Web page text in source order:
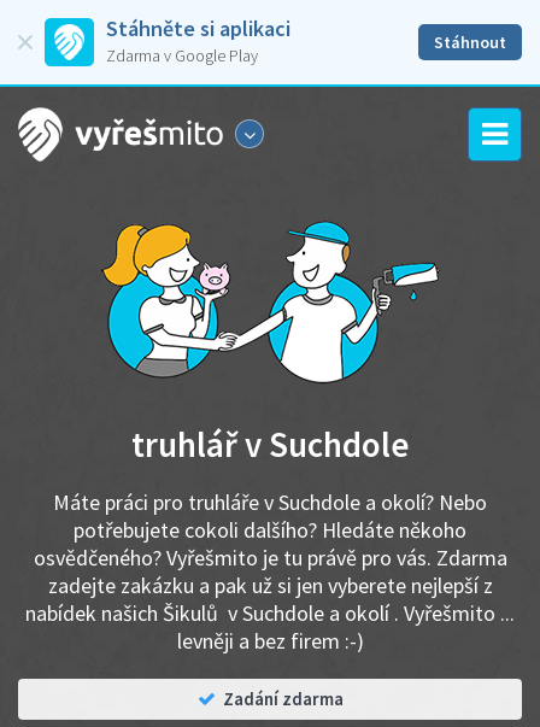
Stáhněte si aplikaci
Zdarma v Google Play
Stáhnout
truhlář v Suchdole
Máte práci pro truhláře v Suchdole a okolí? Nebo
potřebujete cokoli dalšího? Hledáte někoho
osvědčeného? Vyřešmito je tu právě pro vás. Zdarma
zadejte zakázku a pak už si jen vyberete nejlepší z
nabídek našich Šikulů v Suchdole a okolí . Vyřešmito ...
levněji a bez firem :-)
Zadání zdarma